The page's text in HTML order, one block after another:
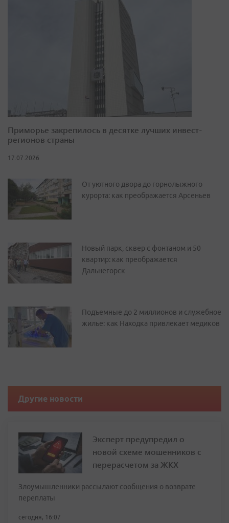
Приморье закрепилось в десятке лучших инвест-
регионов страны
17.07.2026
От уютного двора до горнолыжного
курорта: как преображается Арсеньев
Новый парк, сквер с фонтаном и 50
квартир: как преображается
Дальнегорск
Подъемные до 2 миллионов и служебное
жилье: как Находка привлекает медиков
Другие новости
Эксперт предупредил о
новой схеме мошенников с
перерасчетом за ЖКХ
Злоумышленники рассылают сообщения о возврате
переплаты
сегодня, 16:07